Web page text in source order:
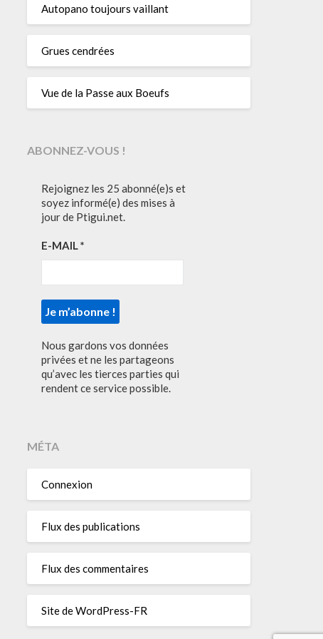
Autopano toujours vaillant
Grues cendrées
Vue de la Passe aux Boeufs
ABONNEZ-VOUS !
Rejoignez les 25 abonné(e)s et
soyez informé(e) des mises à
jour de Ptigui.net.
E-MAIL*
Nous gardons vos données
privées et ne les partageons
qu’avec les tierces parties qui
rendent ce service possible.
MÉTA
Connexion
Flux des publications
Flux des commentaires
Site de WordPress-FR